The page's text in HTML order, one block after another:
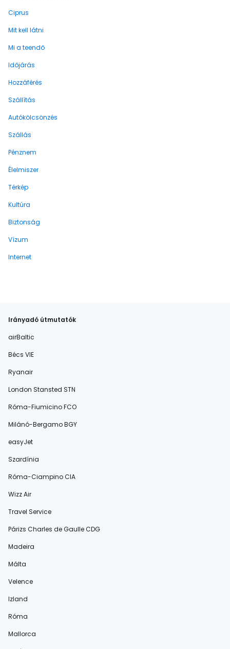
Ciprus
Mit kell látni
Mi a teendő
Időjárás
Hozzáférés
Szállítás
Autókölcsönzés
Szállás
Pénznem
Élelmiszer
Térkép
Kultúra
Biztonság
Vízum
Internet
Irányadó útmutatók
airBaltic
Bécs VIE
Ryanair
London Stansted STN
Róma-Fiumicino FCO
Milánó-Bergamo BGY
easyJet
Szardínia
Róma-Ciampino CIA
Wizz Air
Travel Service
Párizs Charles de Gaulle CDG
Madeira
Málta
Velence
Izland
Róma
Mallorca